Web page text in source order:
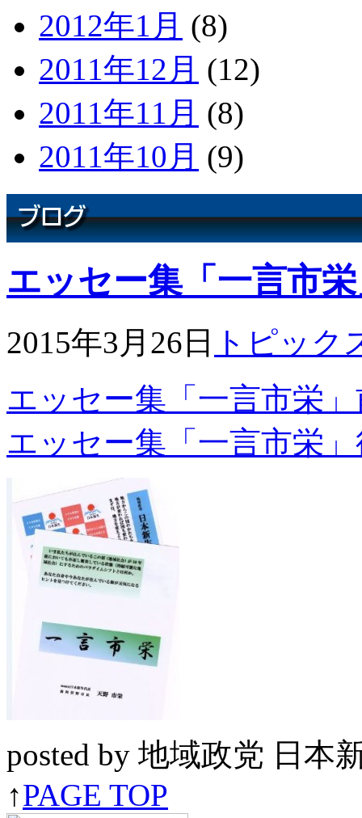
2012年1月 (8)
2011年12月 (12)
2011年11月 (8)
2011年10月 (9)
エッセー集「一言市
2015年3月26日 トピック
エッセー集「一言市栄」
エッセー集「一言市栄」
posted by 地域政党 日本
↑PAGE TOP